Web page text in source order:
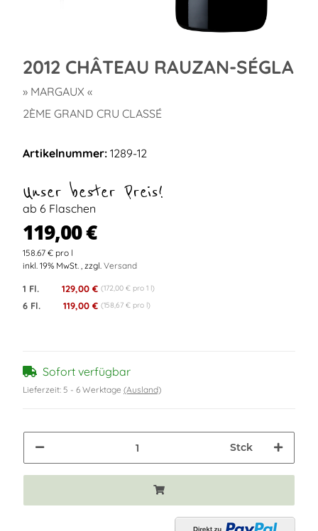
2012 CHÂTEAU RAUZAN-SÉGLA
» MARGAUX «
2ÈME GRAND CRU CLASSÉ
Artikelnummer: 1289-12
Unser bester Preis!
ab 6 Flaschen
119,00 €
158.67 € pro l
inkl. 19% MwSt. , zzgl. Versand
1 Fl. 129,00 € (172,00 € pro 1 l)
6 Fl. 119,00 € (158,67 € pro l)
Sofort verfügbar
Lieferzeit: 5 - 6 Werktage (Ausland)
Stck